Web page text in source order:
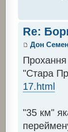
Re:
Дон Семен
Прохання
"Стара
17.html
"35 км"